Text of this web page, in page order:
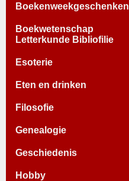
Boekenweekgeschenken
Boekwetenschap
Letterkunde Bibliofilie
Esoterie
Eten en drinken
Filosofie
Genealogie
Geschiedenis
Hobby